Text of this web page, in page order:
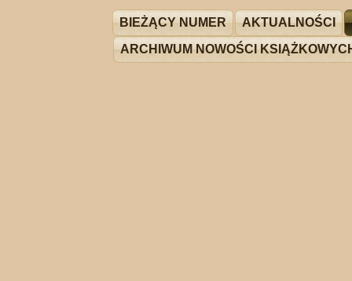
BIEŻĄCY NUMER AKTUALNOŚCI
ARCHIWUM NOWOŚCI